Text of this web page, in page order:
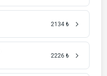
2134 ₺
2226 ₺